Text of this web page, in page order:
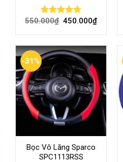
Rated4.70
550.000₫ 450.000₫
-31%
Bọc Vô Lăng Sparco
SPC1113RSS